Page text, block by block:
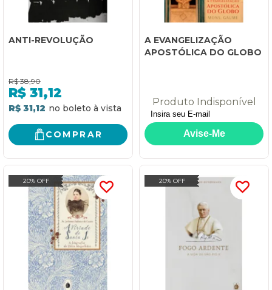
ANTI-REVOLUÇÃO
R$ 38,90
R$ 31,12
R$ 31,12
COMPRAR
A EVANGELIZAÇÃO
APOSTÓLICA DO GLOBO
Produto Indisponível
20% OFF 20% OFF